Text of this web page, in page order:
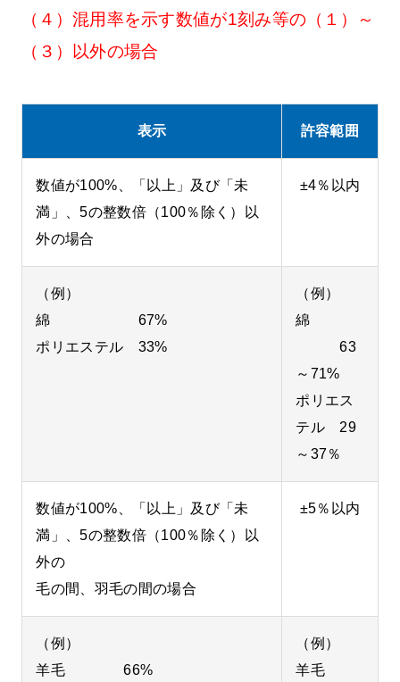
（４） 混用率を示す数値が1刻み等の （１）
～
（３）
以外の場合
表示 許容範囲
数値が100%、「以上」及び「未
満」、5の整数倍（100％除く）以
外の場合
±4％以内
（例）
綿 67%
ポリエステル 33%
（例）
綿
63
～71%
ポリエス
テル 29
～37％
数値が100%、「以上」及び「未
満」、5の整数倍（100％除く）以
外の
毛の間、羽毛の間の場合
±5％以内
（例）
羊毛 66%
（例）
羊毛